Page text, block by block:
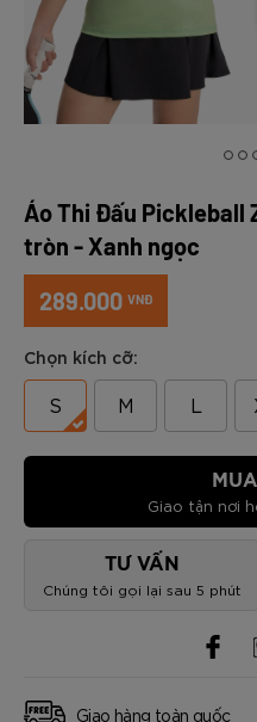
Áo Thi Đấu Pickleball
tròn - Xanh ngọc
289.000 VNĐ
Chọn kích cỡ:
S M L
Giao tận nơi
TƯ VẤN
Chúng tôi gọi lại sau 5 phút
Giao hàng toàn quốc